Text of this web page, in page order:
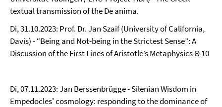
textual transmission of the De anima.
Di, 31.10.2023: Prof. Dr. Jan Szaif (University of California,
Davis) - “Being and Not-being in the Strictest Sense”: A
Discussion of the First Lines of Aristotle’s Metaphysics Θ 10
Di, 07.11.2023: Jan Berssenbrügge - Silenian Wisdom in
Empedocles' cosmology: responding to the dominance of